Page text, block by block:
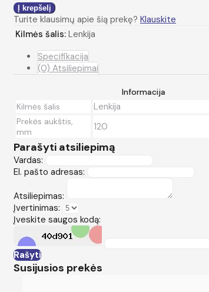
Turite klausimų apie šią prekę? Klauskite
Kilmės šalis: Lenkija
Specifikacija
(0) Atsiliepimai
Informacija
Kilmės šalis
Lenkija
Prekės aukštis,
mm
120
Parašyti atsiliepimą
Vardas:
El. pašto adresas:
Atsiliepimas:
Įvertinimas:
Įveskite saugos kodą:
Rašyti
Susijusios prekės